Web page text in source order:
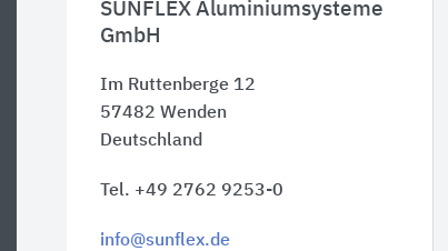
SUNFLEX Aluminiumsysteme
GmbH
Im Ruttenberge 12
57482 Wenden
Deutschland
Tel. +49 2762 9253-0
info@sunflex.de